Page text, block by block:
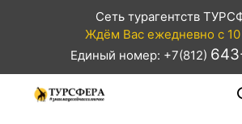
Сеть турагентств
Ждём Вас ежедневно с 10
Единый номер: +7(812)